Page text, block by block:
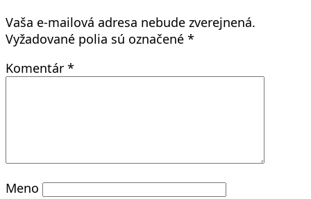
Vaša e-mailová adresa nebude zverejnená.
Vyžadované polia sú označené *
Komentár *
Meno